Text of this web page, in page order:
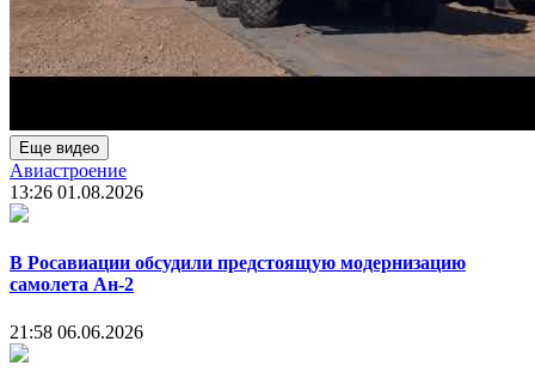
Еще видео
Авиастроение
13:26 01.08.2026
В Росавиации обсудили предстоящую модернизацию
самолета Ан-2
21:58 06.06.2026